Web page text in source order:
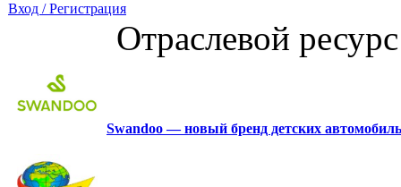
Вход / Регистрация
Отраслевой
Swandoo — новый бренд детских